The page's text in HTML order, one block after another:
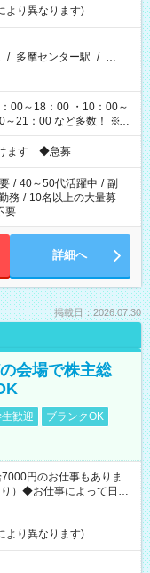
より異なります)
/ 多摩センター駅 / …
00～18：00 ・10：00～
ど多数！ ※お
ます ◆急募
/ 40～50代活躍中 / 副
務 / 10名以上の大量募
要
詳細へ
掲載日：2026.07.30
会場で株主総
歓迎
ブランクOK
円のお仕事もありま
）◆お仕事によって日給
より異なります)